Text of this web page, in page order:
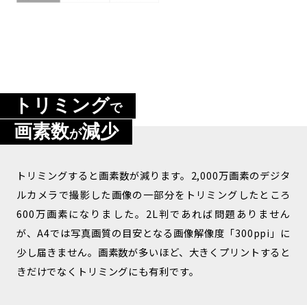
トリミングで
画素数が減少
トリミングすると画素数が減ります。2,000万画素のデジタ
ルカメラで撮影した画像の一部分をトリミングしたところ
600万画素になりました。2L判であれば問題ありません
が、A4では写真画質の目安となる画像解像度「300ppi」に
少し届きません。画素数が多いほど、大きくプリントすると
きだけでなくトリミングにも有利です。